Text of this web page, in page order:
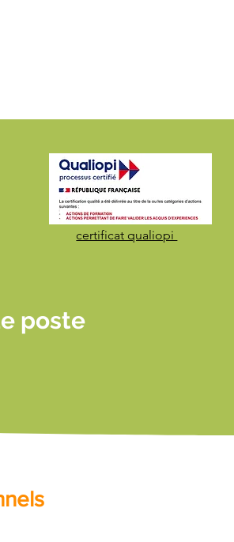
certificat qualiopi
poste